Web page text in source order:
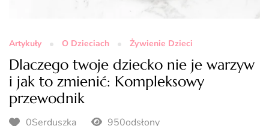
Artykuły O Dzieciach Żywienie Dzieci
Dlaczego twoje dziecko nie je warzyw
i jak to zmienić: Kompleksowy
przewodnik
0Serduszka 950odsłony